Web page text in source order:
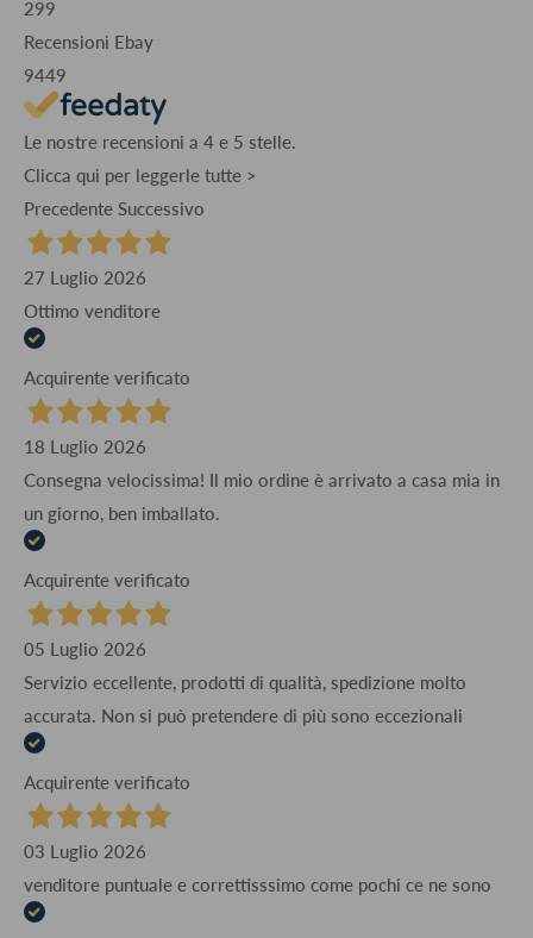
299
Recensioni Ebay
9449
Le nostre recensioni a 4 e 5 stelle.
Clicca qui per leggerle tutte >
Precedente Successivo
27 Luglio 2026
Ottimo venditore
Acquirente verificato
18 Luglio 2026
Consegna velocissima! Il mio ordine è arrivato a casa mia in
un giorno, ben imballato.
Acquirente verificato
05 Luglio 2026
Servizio eccellente, prodotti di qualità, spedizione molto
accurata. Non si può pretendere di più sono eccezionali
Acquirente verificato
03 Luglio 2026
venditore puntuale e correttisssimo come pochi ce ne sono